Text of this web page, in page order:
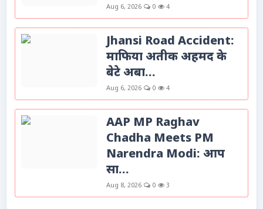
Aug 6, 2026 0 4
Jhansi Road Accident:
माफिया अतीक अहमद के
बेटे अबा...
Aug 6, 2026 0 4
AAP MP Raghav
Chadha Meets PM
Narendra Modi: आप
सा...
Aug 8, 2026 0 3